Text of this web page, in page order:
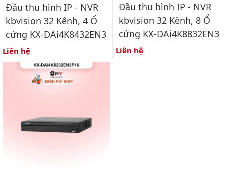
Đầu thu hình IP - NVR
kbvision 32 Kênh, 4 Ổ
cứng KX-DAi4K8432EN3
Liên hệ
Đầu thu hình IP - NVR
kbvision 32 Kênh, 8 Ổ
cứng KX-DAi4K8832EN3
Liên hệ